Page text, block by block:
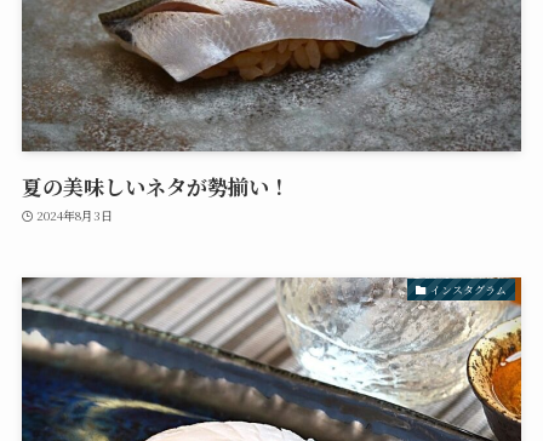
夏の美味しいネタが勢揃い！
2024年8月3日
インスタグラム